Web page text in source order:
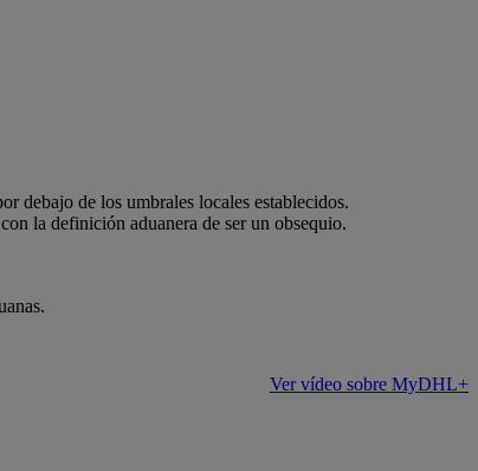
debajo de los umbrales locales establecidos.
la definición aduanera de ser un obsequio.
Ver vídeo sobre MyDHL+